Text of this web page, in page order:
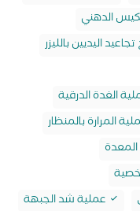
الدهني
اليديين بالليزر
الغدة الدرقية
المرارة بالمنظار
عملية شد الجبهة